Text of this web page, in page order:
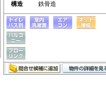
構造
鉄骨造